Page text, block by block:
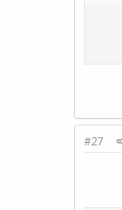
#27